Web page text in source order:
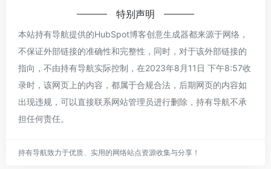
特别声明
本站持有导航提供的HubSpot博客创意生成器都来源于网络，
不保证外部链接的准确性和完整性，同时，对于该外部链接的
指向，不由持有导航实际控制，在2023年8月11日 下午8:57收
录时，该网页上的内容，都属于合规合法，后期网页的内容如
出现违规，可以直接联系网站管理员进行删除，持有导航不承
担任何责任。
持有导航致力于优质、实用的网络站点资源收集与分享！